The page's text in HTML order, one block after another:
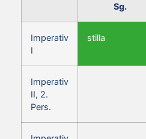
Sg.
Imperativ
I
stilla
Imperativ
II, 2.
Pers.